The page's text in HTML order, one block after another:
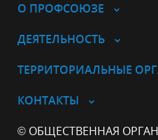
О ПРОФСОЮЗЕ
ДЕЯТЕЛЬНОСТЬ
ТЕРРИТОРИАЛЬНЫЕ
КОНТАКТЫ
© ОБЩЕСТВЕННАЯ